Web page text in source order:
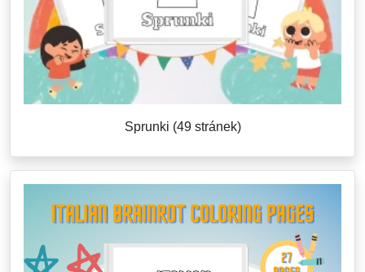
Sprunki (49 stránek)